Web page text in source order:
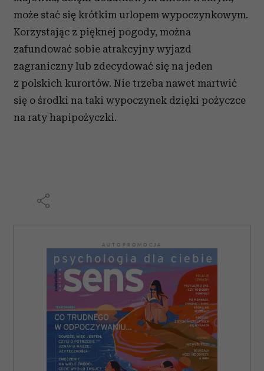
może stać się krótkim urlopem wypoczynkowym.
Korzystając z pięknej pogody, można
zafundować sobie atrakcyjny wyjazd
zagraniczny lub zdecydować się na jeden
z polskich kurortów. Nie trzeba nawet martwić
się o środki na taki wypoczynek dzięki pożyczce
na raty hapipożyczki.
AUTOPROMOCJA